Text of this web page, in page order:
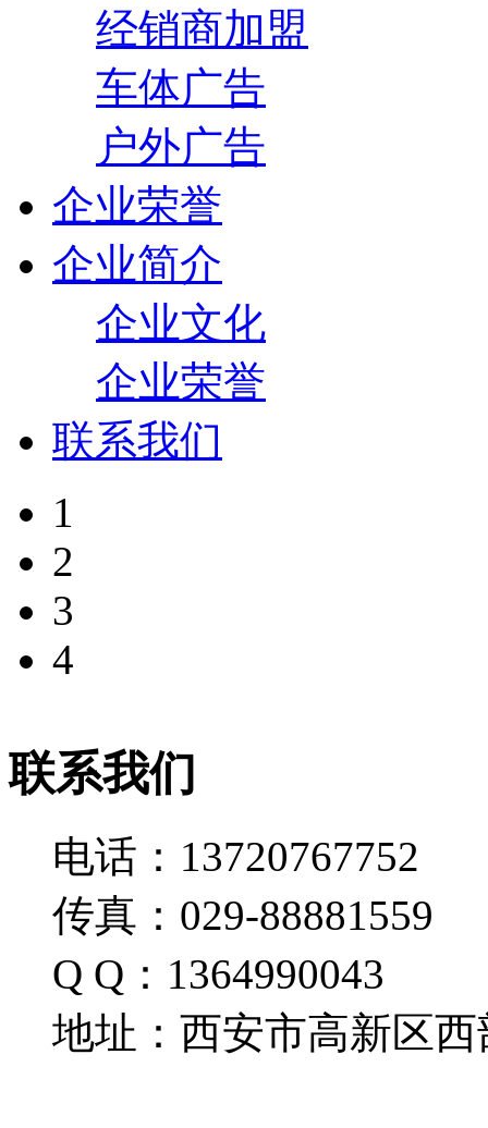
经销商加盟
车体广告
户外广告
企业荣誉
企业简介
企业文化
企业荣誉
联系我们
1
2
3
4
联系我们
电话：13720767752
传真：029-88881559
Q Q：1364990043
地址：西安市高新区西